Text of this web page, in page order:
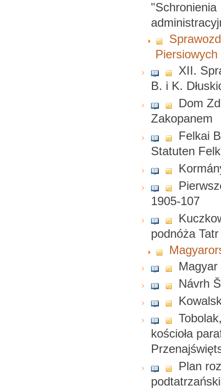
XII.
B. i K.
Dom
Zakopanem
Felkai
Statuten
1905-107
podnóża Tatr
Návrh
kościoła
Plan